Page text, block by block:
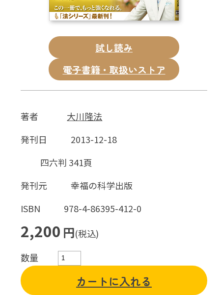
試し読み
電子書籍・取扱いストア
著者
大川隆法
発刊日
2013-12-18
四六判 341頁
発刊元
幸福の科学出版
ISBN
978-4-86395-412-0
2,200 円(税込)
数量
カートに入れる